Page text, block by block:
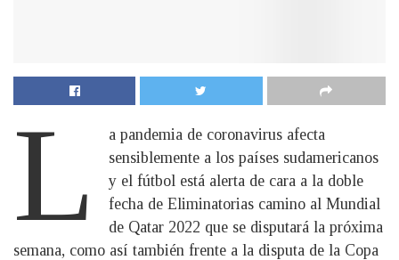
L
a pandemia de coronavirus afecta
sensiblemente a los países sudamericanos
y el fútbol está alerta de cara a la doble
fecha de Eliminatorias camino al Mundial
de Qatar 2022 que se disputará la próxima
semana, como así también frente a la disputa de la Copa